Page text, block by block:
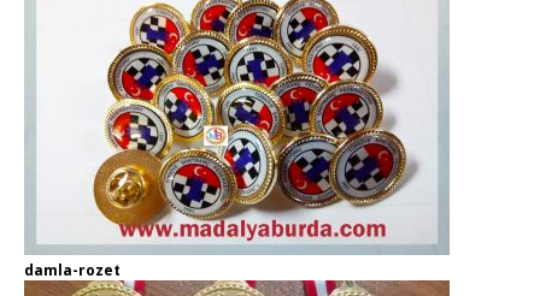
damla-rozet